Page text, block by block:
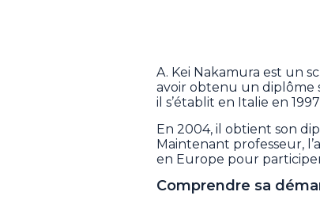
A. Kei Nakamura est un
avoir obtenu un diplôme
il s’établit en Italie en
En 2004, il obtient son
Maintenant professeur,
en Europe pour
Comprendre sa